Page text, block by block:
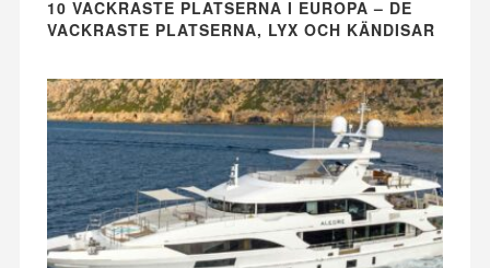
10 VACKRASTE PLATSERNA I EUROPA – DE
VACKRASTE PLATSERNA, LYX OCH KÄNDISAR